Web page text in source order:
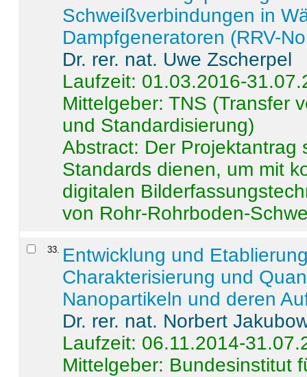
Schweißverbindungen in
Dampfgeneratoren (RRV-
Dr. rer. nat. Uwe Zscherpel
Laufzeit: 01.03.2016-
Mittelgeber: TNS (Transfer
und Standardisierung)
Abstract: Der Projektantrag
Standards dienen, um mit
digitalen
von Rohr-Rohrboden-
33. Entwicklung und
Charakterisierung und
Nanopartikeln und deren
Dr. rer. nat. Norbert
Laufzeit: 06.11.2014-
Mittelgeber: Bundesinstitut